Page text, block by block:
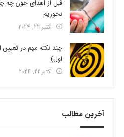
قبل از اهدای خون چه
نخوریم
اکتبر 23, 2024
چند نکته مهم در
اول)
اکتبر 22, 2024
آخرین مطالب